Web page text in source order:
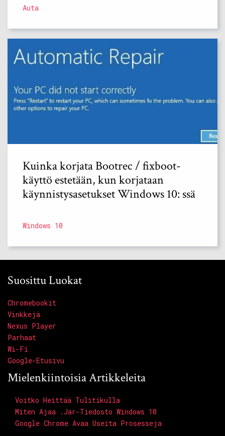
Auta
Kuinka korjata Bootrec / fixboot-
käyttö estetään, kun korjataan
käynnistysasetukset Windows 10: ssä
Windows 10
Suosittu Luokat
Chromebookit
Vinkkejä
Nexus Player
Parhaat
Wi-Fi
Google-Etusivu
Mielenkiintoisia Artikkeleita
Voitko Heittää Tulitikulla
Miten Ajaa .jar-Tiedosto Windows 10
Google Chrome Avaa Useita Prosesseja